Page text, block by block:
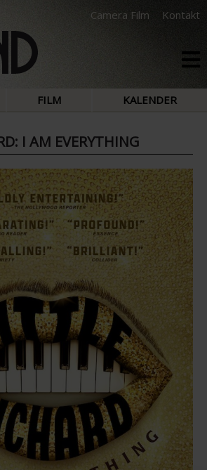
Camera Film Kontakt
FILM KALENDER
I AM EVERYTHING